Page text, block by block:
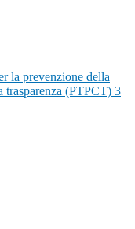
la prevenzione della
trasparenza (PTPCT) 3